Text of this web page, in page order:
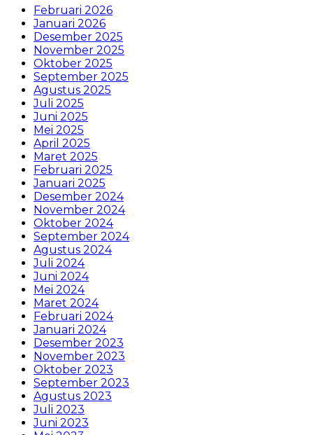
Februari 2026
Januari 2026
Desember 2025
November 2025
Oktober 2025
September 2025
Agustus 2025
Juli 2025
Juni 2025
Mei 2025
April 2025
Maret 2025
Februari 2025
Januari 2025
Desember 2024
November 2024
Oktober 2024
September 2024
Agustus 2024
Juli 2024
Juni 2024
Mei 2024
Maret 2024
Februari 2024
Januari 2024
Desember 2023
November 2023
Oktober 2023
September 2023
Agustus 2023
Juli 2023
Juni 2023